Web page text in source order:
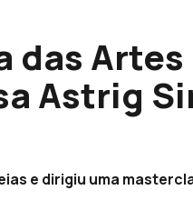
das Artes
Astrig
e dirigiu uma